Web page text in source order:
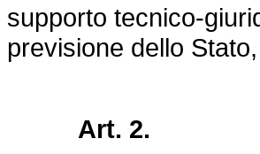
supporto tecnico-
previsione dello
Art. 2.